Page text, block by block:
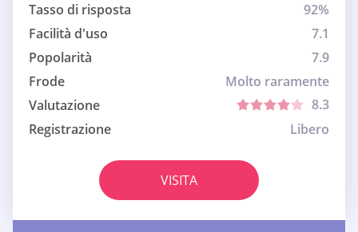
Tasso di risposta
92%
Facilità d'uso
7.1
Popolarità
7.9
Frode
Molto raramente
Valutazione
8.3
Registrazione
Libero
VISITA